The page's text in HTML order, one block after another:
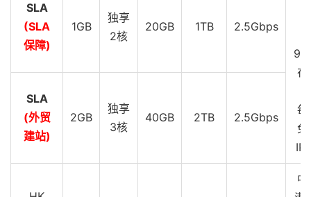
SLA
(SLA
保障)
1GB
独享
2核
20GB 1TB 2.5Gbps
在
每
免
IP
SLA
(外贸
建站)
2GB
独享
3核
40GB 2TB 2.5Gbps
中